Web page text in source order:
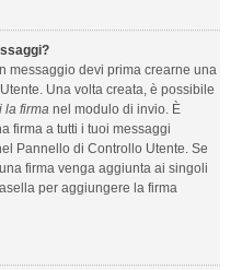
messaggio devi prima crearne una
Una volta creata, è possibile
la firma nel modulo di invio. È
firma a tutti i tuoi messaggi
Pannello di Controllo Utente. Se
firma venga aggiunta ai singoli
per aggiungere la firma